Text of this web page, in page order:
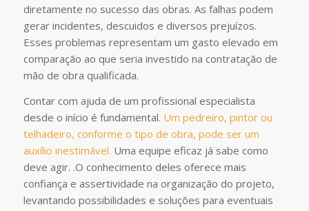
diretamente no sucesso das obras. As falhas podem
gerar incidentes, descuidos e diversos prejuízos.
Esses problemas representam um gasto elevado em
comparação ao que seria investido na contratação de
mão de obra qualificada.
Contar com ajuda de um profissional especialista
desde o início é fundamental. Um pedreiro, pintor ou
telhadeiro, conforme o tipo de obra, pode ser um
auxílio inestimável. Uma equipe eficaz já sabe como
deve agir. .O conhecimento deles oferece mais
confiança e assertividade na organização do projeto,
levantando possibilidades e soluções para eventuais